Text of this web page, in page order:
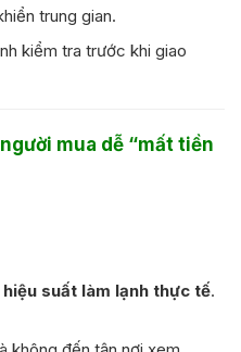
trung gian.
kiểm tra trước khi giao
mua dễ “mất tiền
suất làm lạnh thực tế.